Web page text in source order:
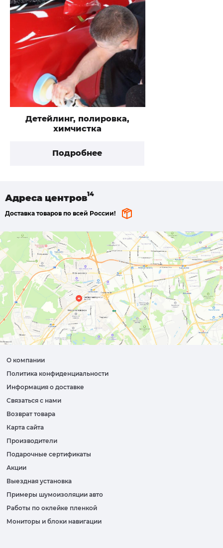
Детейлинг, полировка,
химчистка
Подробнее
Адреса центров
Доставка товаров по всей России!
О компании
Политика конфиденциальности
Информация о доставке
Связаться с нами
Возврат товара
Карта сайта
Производители
Подарочные сертификаты
Акции
Выездная установка
Примеры шумоизоляции авто
Работы по оклейке пленкой
Мониторы и блоки навигации